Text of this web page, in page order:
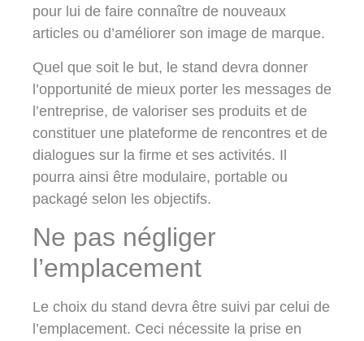
pour lui de faire connaître de nouveaux
articles ou d’améliorer son image de marque.
Quel que soit le but, le stand devra donner
l’opportunité de mieux porter les messages de
l’entreprise, de valoriser ses produits et de
constituer une plateforme de rencontres et de
dialogues sur la firme et ses activités. Il
pourra ainsi être modulaire, portable ou
packagé selon les objectifs.
Ne pas négliger
l’emplacement
Le choix du stand devra être suivi par celui de
l’emplacement. Ceci nécessite la prise en